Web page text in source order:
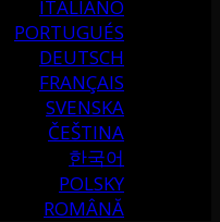
ITALIANO
PORTUGUÉS
DEUTSCH
FRANÇAIS
SVENSKA
ČEŠTINA
한국어
POLSKY
ROMÂNĂ